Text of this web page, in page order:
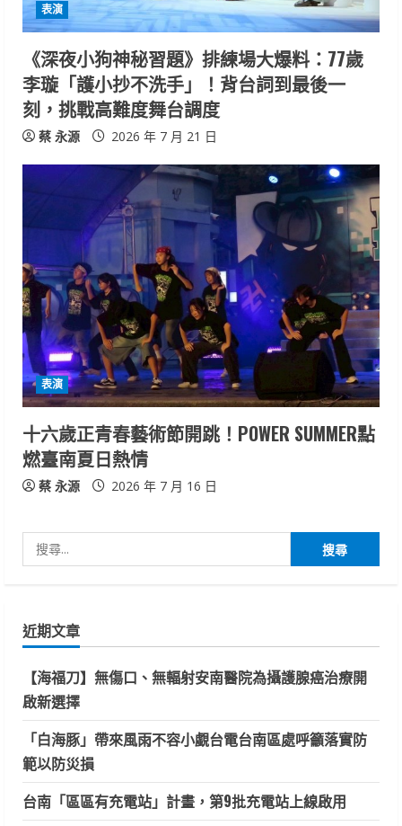
表演
《深夜小狗神秘習題》排練場大爆料：77歲
李璇「護小抄不洗手」！背台詞到最後一
刻，挑戰高難度舞台調度
蔡 永源 2026 年 7 月 21 日
表演
十六歲正青春藝術節開跳！POWER SUMMER點
燃臺南夏日熱情
蔡 永源 2026 年 7 月 16 日
尋
字:
近期文章
【海福刀】無傷口、無輻射安南醫院為攝護腺癌治療開
啟新選擇
「白海豚」帶來風雨不容小覷台電台南區處呼籲落實防
範以防災損
台南「區區有充電站」計畫，第9批充電站上線啟用